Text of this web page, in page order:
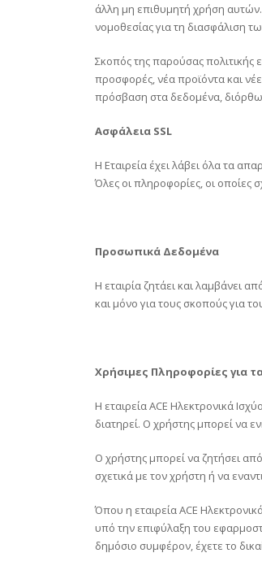
άλλη μη επιθυμητή χρήση αυτών.
νομοθεσίας για τη διασφάλιση
Σκοπός της παρούσας
προσφορές, νέα προϊόντα και
πρόσβαση στα δεδομένα,
Ασφάλεια SSL
Η Εταιρεία έχει λάβει όλα τα
Όλες οι πληροφορίες, οι οποίες
Προσωπικά Δεδομένα
Η εταιρία ζητάει και λαμβάνει
και μόνο για τους σκοπούς για
Χρήσιμες Πληροφορίες για
Η εταιρεία ACE Ηλεκτρονικά
διατηρεί. Ο χρήστης μπορεί να
Ο χρήστης μπορεί να ζητήσει
σχετικά με τον χρήστη ή να
Όπου η εταιρεία ACE
υπό την επιφύλαξη του
δημόσιο συμφέρον, έχετε το